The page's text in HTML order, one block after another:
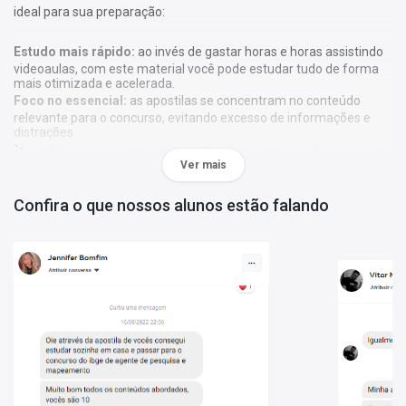
ideal para sua preparação:
Estudo mais rápido: ao invés de gastar horas e horas assistindo
videoaulas, com este material você pode estudar tudo de forma
mais otimizada e acelerada.
Foco no essencial: as apostilas se concentram no conteúdo
relevante para o concurso, evitando excesso de informações e
distrações.
Metodologia única:
diversos recursos de aprendizagem que irão acelerar seu
aprendizado, gráficos, tabelas e destaques do que é mais
importante e conteúdo direto ao ponto.
Estado-Maiorfoi elaborada de acordo com o edital 1 - 2026, por
professores especializados em cada matéria e com larga
bibliografia indicada no edital. Os conteúdos são tratados com
base em referências teóricas amplas e na experiência dos
autores responsáveis pela elaboração do material.
Ver mais
Confira o que nossos alunos estão falando